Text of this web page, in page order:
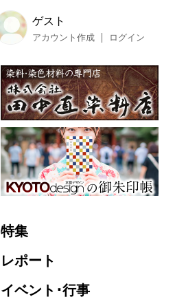
ゲスト
アカウント作成 ログイン
特集
レポート
イベント･行事